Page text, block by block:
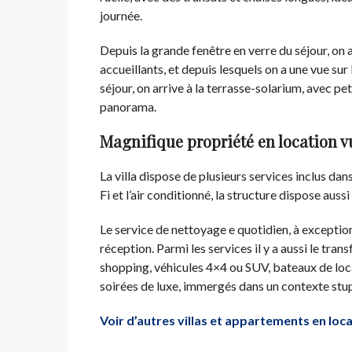
journée.
Depuis la grande fenêtre en verre du séjour,
accueillants, et depuis lesquels on a une vue
séjour, on arrive à la terrasse-solarium, avec
panorama.
Magnifique propriété en location
La villa dispose de plusieurs services inclus
Fi et l’air conditionné, la structure dispose
Le service de nettoyage e quotidien, à
réception. Parmi les services il y a aussi le
shopping, véhicules 4×4 ou SUV, bateaux de
soirées de luxe, immergés dans un contexte
Voir d’autres villas et appartements en